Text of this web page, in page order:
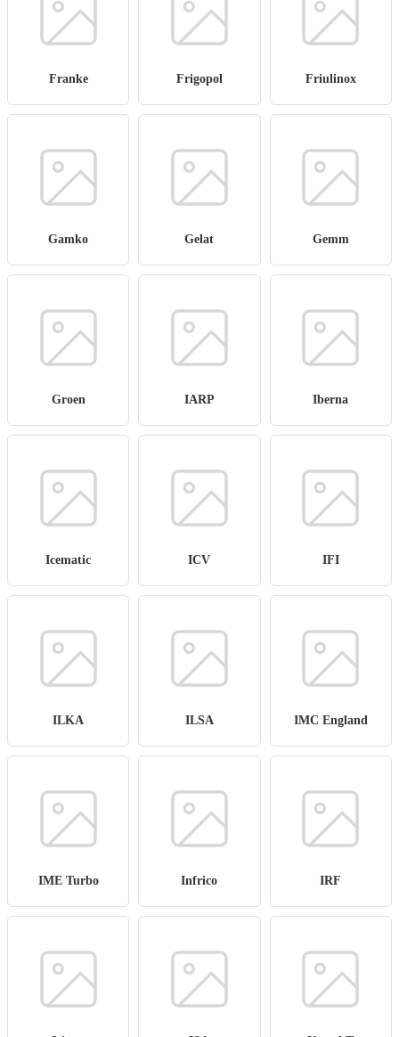
Franke Frigopol Friulinox
Gamko Gelat Gemm
Groen IARP Iberna
Icematic ICV IFI
ILKA ILSA IMC England
IME Turbo Infrico IRF